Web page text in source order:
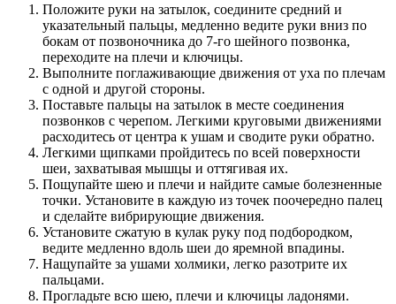
Положите руки на затылок, соедините средний и
указательный пальцы, медленно ведите руки вниз по
бокам от позвоночника до 7-го шейного позвонка,
переходите на плечи и ключицы.
Выполните поглаживающие движения от уха по плечам
с одной и другой стороны.
Поставьте пальцы на затылок в месте соединения
позвонков с черепом. Легкими круговыми движениями
расходитесь от центра к ушам и сводите руки обратно.
Легкими щипками пройдитесь по всей поверхности
шеи, захватывая мышцы и оттягивая их.
Пощупайте шею и плечи и найдите самые болезненные
точки. Установите в каждую из точек поочередно палец
и сделайте вибрирующие движения.
Установите сжатую в кулак руку под подбородком,
ведите медленно вдоль шеи до яремной впадины.
Нащупайте за ушами холмики, легко разотрите их
пальцами.
Прогладьте всю шею, плечи и ключицы ладонями.